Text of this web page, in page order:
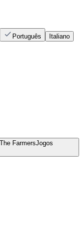
Português
Italiano
Jogos